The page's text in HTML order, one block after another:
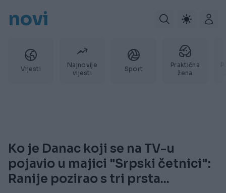
novi
Vijesti
Najnovije
vijesti
Sport
Praktična
žena
Ko je Danac koji se na TV-u
pojavio u majici "Srpski četnici":
Ranije pozirao s tri prsta...